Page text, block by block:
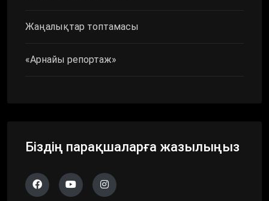
Жаңалықтар топтамасы
«Арнайы репортаж»
Біздің парақшаларға жазылыңыз